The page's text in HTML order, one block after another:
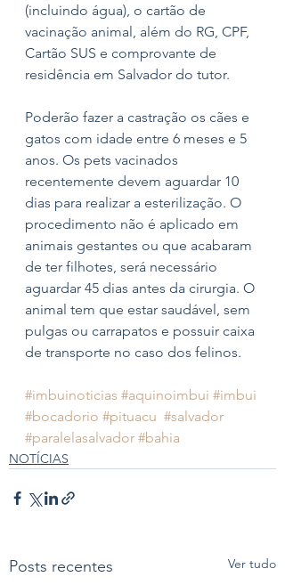
(incluindo água), o cartão de
vacinação animal, além do RG, CPF,
Cartão SUS e comprovante de
residência em Salvador do tutor.
Poderão fazer a castração os cães e
gatos com idade entre 6 meses e 5
anos. Os pets vacinados
recentemente devem aguardar 10
dias para realizar a esterilização. O
procedimento não é aplicado em
animais gestantes ou que acabaram
de ter filhotes, será necessário
aguardar 45 dias antes da cirurgia. O
animal tem que estar saudável, sem
pulgas ou carrapatos e possuir caixa
de transporte no caso dos felinos.
#imbuinoticias #aquinoimbui #imbui
#bocadorio #pituacu #salvador
#paralelasalvador #bahia
NOTÍCIAS
Posts recentes Ver tudo